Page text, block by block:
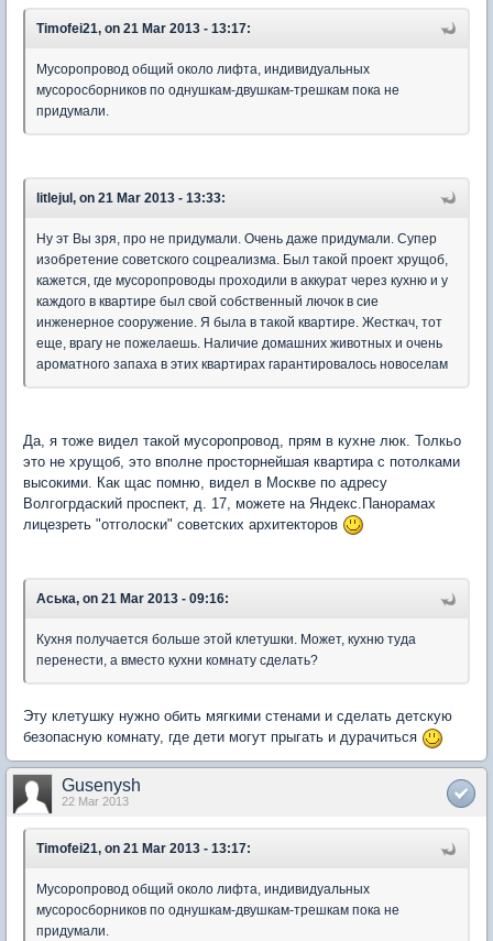
Timofei21, on 21 Mar 2013 - 13:17:
Мусоропровод общий около лифта, индивидуальных
мусоросборников по однушкам-двушкам-трешкам пока не
придумали.
litlejul, on 21 Mar 2013 - 13:33:
Ну эт Вы зря, про не придумали. Очень даже придумали. Супер
изобретение советского соцреализма. Был такой проект хрущоб,
кажется, где мусоропроводы проходили в аккурат через кухню и у
каждого в квартире был свой собственный лючок в сие
инженерное сооружение. Я была в такой квартире. Жесткач, тот
еще, врагу не пожелаешь. Наличие домашних животных и очень
ароматного запаха в этих квартирах гарантировалось новоселам
Да, я тоже видел такой мусоропровод, прям в кухне люк. Толкьо
это не хрущоб, это вполне просторнейшая квартира с потолками
высокими. Как щас помню, видел в Москве по адресу
Волгогрдаский проспект, д. 17, можете на Яндекс.Панорамах
лицезреть "отголоски" советских архитекторов
Аська, on 21 Mar 2013 - 09:16:
Кухня получается больше этой клетушки. Может, кухню туда
перенести, а вместо кухни комнату сделать?
Эту клетушку нужно обить мягкими стенами и сделать детскую
безопасную комнату, где дети могут прыгать и дурачиться
Gusenysh
22 Mar 2013
Timofei21, on 21 Mar 2013 - 13:17:
Мусоропровод общий около лифта, индивидуальных
мусоросборников по однушкам-двушкам-трешкам пока не
придумали.